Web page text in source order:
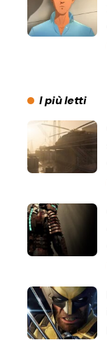
I più letti